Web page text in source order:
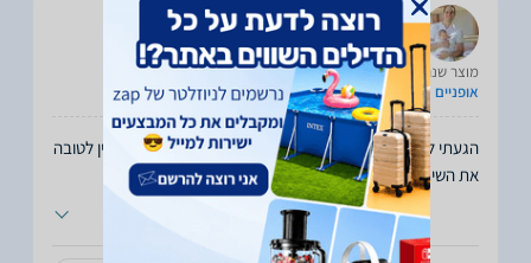
Ariel
13.08.2017
מוצר שנרכש:
אופניים חשמליים פישר גולד
הגעתי לסניף באבן גבירול לקנות אופניים חשמליים, חייב לציין לטובה
את השירות האדיבות והמקצועיות, במיוחד...